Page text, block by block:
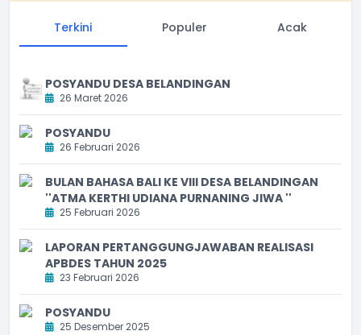
Terkini Populer Acak
POSYANDU DESA BELANDINGAN
26 Maret 2026
POSYANDU
26 Februari 2026
BULAN BAHASA BALI KE VIII DESA BELANDINGAN
''ATMA KERTHI UDIANA PURNANING JIWA ''
25 Februari 2026
LAPORAN PERTANGGUNGJAWABAN REALISASI
APBDES TAHUN 2025
23 Februari 2026
POSYANDU
25 Desember 2025